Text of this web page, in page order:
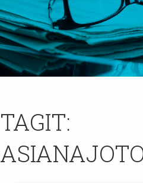
TAGIT: